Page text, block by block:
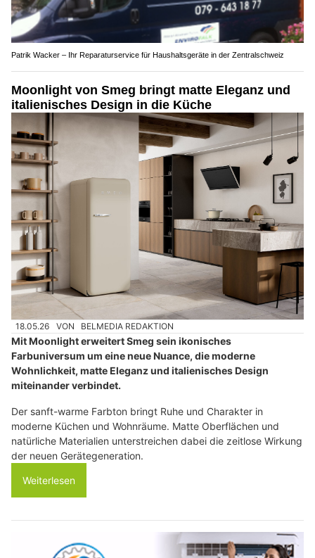
Patrik Wacker – Ihr Reparaturservice für Haushaltsgeräte in der Zentralschweiz
Moonlight von Smeg bringt matte Eleganz und
italienisches Design in die Küche
18.05.26 VON BELMEDIA REDAKTION
Mit Moonlight erweitert Smeg sein ikonisches
Farbuniversum um eine neue Nuance, die moderne
Wohnlichkeit, matte Eleganz und italienisches Design
miteinander verbindet.
Der sanft-warme Farbton bringt Ruhe und Charakter in
moderne Küchen und Wohnräume. Matte Oberflächen und
natürliche Materialien unterstreichen dabei die zeitlose Wirkung
der neuen Gerätegeneration.
Weiterlesen